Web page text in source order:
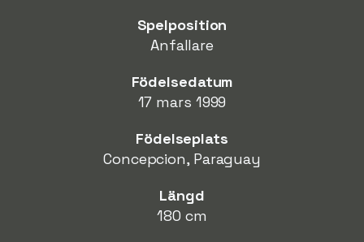
Spelposition
Anfallare
Födelsedatum
17 mars 1999
Födelseplats
Concepcion, Paraguay
Längd
180 cm